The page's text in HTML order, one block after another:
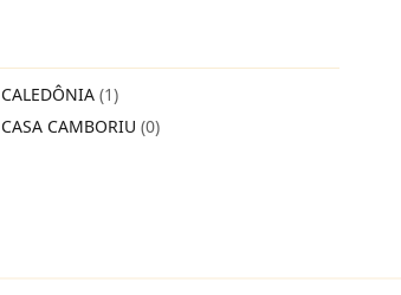
CALEDÔNIA (1)
CASA CAMBORIU (0)